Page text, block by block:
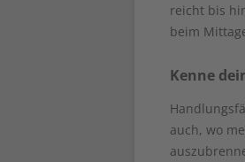
reicht bis
beim
Kenne
auch, wo